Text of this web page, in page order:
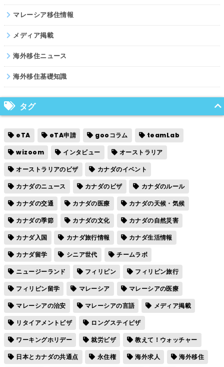
マレーシア移住情報
メディア掲載
海外移住ニュース
海外移住基礎知識
タグ
eTA eTA申請 gooコラム
teamLab
wizoom
インタビュー
オーストラリア
オーストラリアのビザ
カナダのイベント
カナダのニュース
カナダのビザ
カナダのルール
カナダの交通
カナダの医療
カナダの天候・気候
カナダの季節
カナダの文化
カナダの自然災害
カナダ入国
カナダ旅行情報
カナダ生活情報
カナダ留学
シニア世代
チームラボ
ニュージーランド
フィリピン
フィリピン旅行
フィリピン留学
マレーシア
マレーシアの医療
マレーシアの治安
マレーシアの言語
メディア掲載
リタイアメントビザ
ロングステイビザ
ワーキングホリデー
就労ビザ
教えて！ウォッチャー
日本とカナダの共通点
永住権 海外求人
海外移住